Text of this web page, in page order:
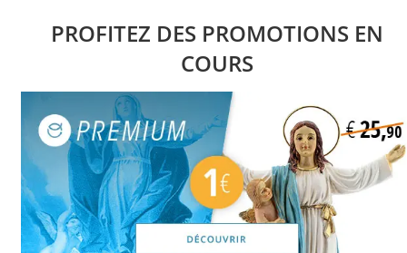
PROFITEZ DES PROMOTIONS EN
COURS